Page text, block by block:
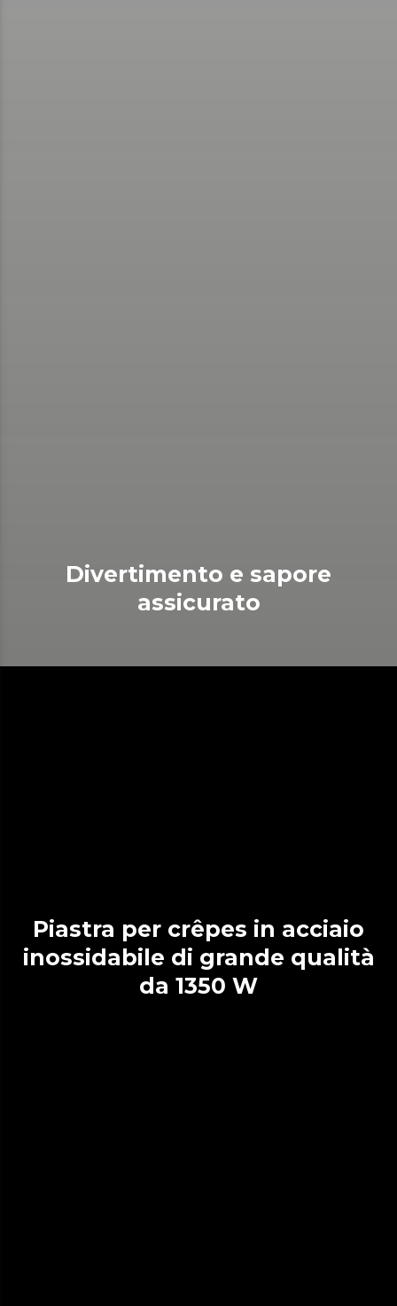
Divertimento e sapore
assicurato
Piastra per crêpes in acciaio
inossidabile di grande qualità
da 1350 W